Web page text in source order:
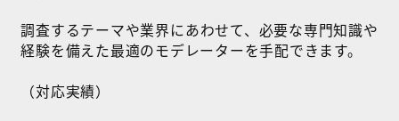
調査するテーマや業界にあわせて、必要な専門知識や
経験を備えた最適のモデレーターを手配できます。
（対応実績）